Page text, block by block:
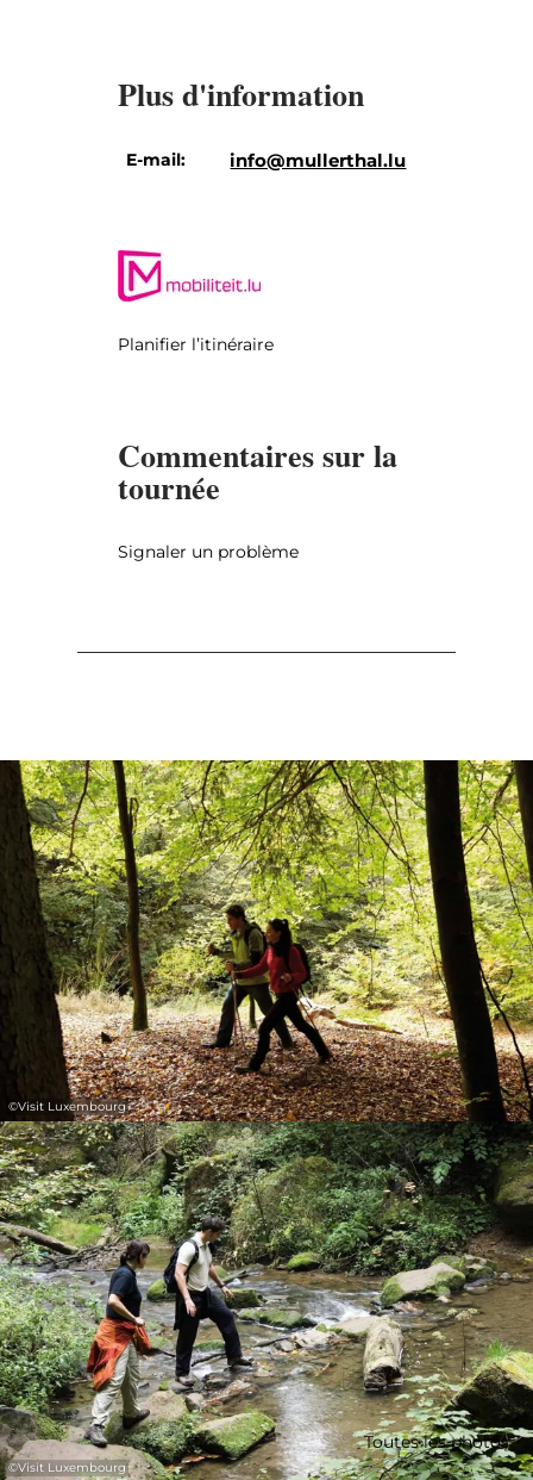
Plus d'information
E-mail: info@mullerthal.lu
Planifier l’itinéraire
Commentaires sur la
tournée
Signaler un problème
©Visit Luxembourg
©Visit Luxembourg
Toutes les photos